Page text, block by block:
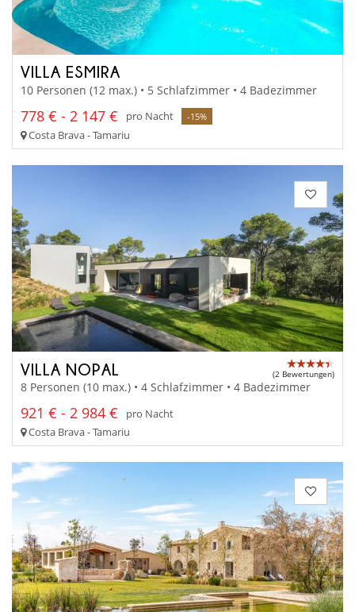
VILLA ESMIRA
10 Personen (12 max.) • 5 Schlafzimmer • 4 Badezimmer
778 € - 2 147 € pro Nacht -15%
Costa Brava - Tamariu
VILLA NOPAL (2 Bewertungen)
8 Personen (10 max.) • 4 Schlafzimmer • 4 Badezimmer
921 € - 2 984 €
pro Nacht
Costa Brava - Tamariu